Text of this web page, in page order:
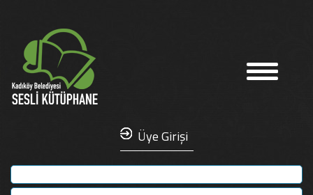
Üye Girişi